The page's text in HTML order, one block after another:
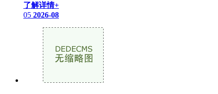
了解详情+
05 2026-08